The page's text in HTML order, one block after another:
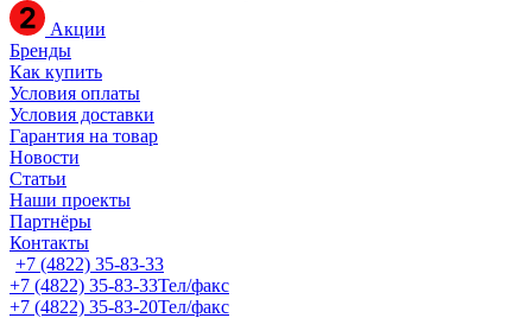
Акции
Бренды
Как купить
Условия оплаты
Условия доставки
Гарантия на товар
Новости
Статьи
Наши проекты
Партнёры
Контакты
+7 (4822) 35-83-33
+7 (4822) 35-83-33Тел/факс
+7 (4822) 35-83-20Тел/факс